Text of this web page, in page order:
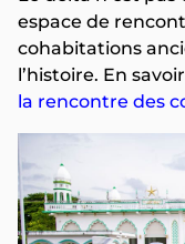
espace de
cohabitations
l’histoire. En
la rencontre des